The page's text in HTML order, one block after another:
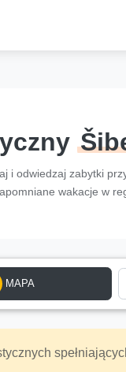
i odwiedzaj zabytki
wakacje w
MAPA